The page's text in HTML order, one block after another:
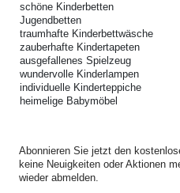
schöne Kinderbetten
Jugendbetten
traumhafte Kinderbettwäsche
zauberhafte Kindertapeten
ausgefallenes Spielzeug
wundervolle Kinderlampen
individuelle Kinderteppiche
heimelige Babymöbel
Abonnieren Sie jetzt den
keine Neuigkeiten oder Aktionen
wieder abmelden.